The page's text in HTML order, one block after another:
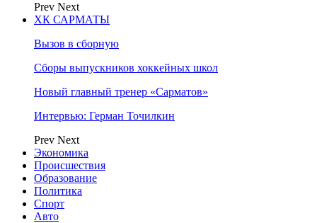
Prev Next
ХК САРМАТЫ
Вызов в сборную
Сборы выпускников хоккейных школ
Новый главный тренер «Сарматов»
Интервью: Герман Точилкин
Prev Next
Экономика
Происшествия
Образование
Политика
Спорт
Авто